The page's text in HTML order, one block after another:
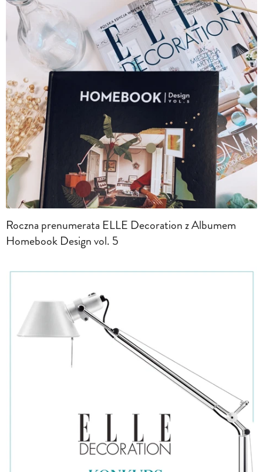
Roczna prenumerata ELLE Decoration z Albumem
Homebook Design vol. 5